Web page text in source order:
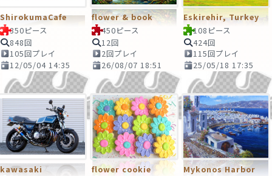
ShirokumaCafe
350ピース
848回
105回プレイ
12/05/04 14:35
flower & book
450ピース
12回
2回プレイ
26/08/07 18:51
Eskirehir, Turkey
108ピース
424回
115回プレイ
25/05/18 17:35
kawasaki
flower cookie
Mykonos Harbor